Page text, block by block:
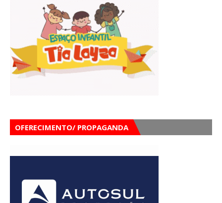
OFERECIMENTO/ PROPAGANDA